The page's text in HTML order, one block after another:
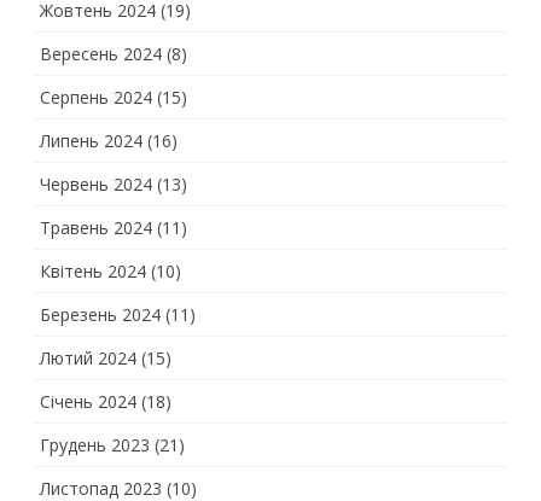
Жовтень 2024 (19)
Вересень 2024 (8)
Серпень 2024 (15)
Липень 2024 (16)
Червень 2024 (13)
Травень 2024 (11)
Квітень 2024 (10)
Березень 2024 (11)
Лютий 2024 (15)
Січень 2024 (18)
Грудень 2023 (21)
Листопад 2023 (10)